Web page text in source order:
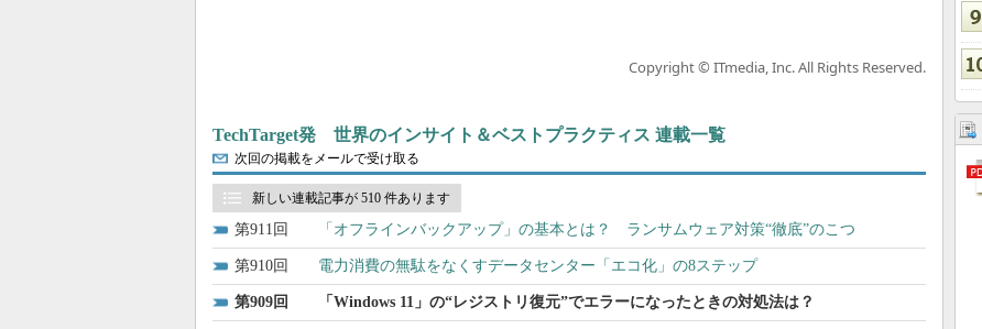
Copyright © ITmedia, Inc. All Rights Reserved.
TechTarget発 世界のインサイト＆ベストプラクティス 連載一覧
次回の掲載をメールで受け取る
新しい連載記事が 510 件あります
911 「オフラインバックアップ」の基本とは？ ランサムウェア対策“徹底”のこつ
910 電力消費の無駄をなくすデータセンター「エコ化」の8ステップ
909 「Windows 11」の“レジストリ復元”でエラーになったときの対処法は？